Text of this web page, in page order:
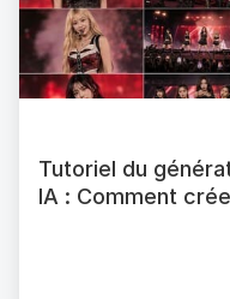
Tutoriel du
IA : Comment